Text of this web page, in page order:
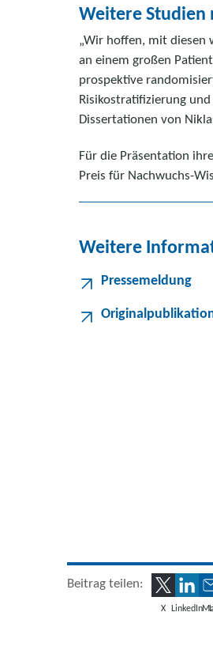
Weitere Studien
„Wir hoffen, mit diesen
an einem großen
prospektive
Risikostratifizierung und
Dissertationen von
Für die Präsentation
Preis für Nachwuchs-
Weitere
Pressemeldung
Beitrag teilen:
X LinkedIn